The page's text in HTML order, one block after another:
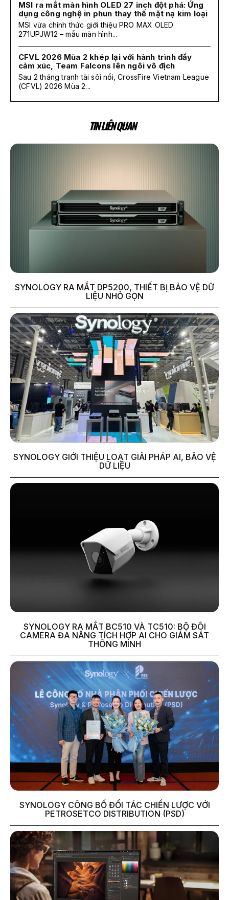
MSI ra mắt màn hình OLED 27 inch đột phá: Ứng
dụng công nghệ in phun thay thế mặt nạ kim loại
MSI vừa chính thức giới thiệu PRO MAX OLED
271UPJW12 – mẫu màn hình...
CFVL 2026 Mùa 2 khép lại với hành trình đầy
cảm xúc, Team Falcons lên ngôi vô địch
Sau 2 tháng tranh tài sôi nổi, CrossFire Vietnam League
(CFVL) 2026 Mùa 2...
TIN LIÊN QUAN
SYNOLOGY RA MẮT DP5200, THIẾT BỊ BẢO VỆ DỮ
LIỆU NHỎ GỌN
SYNOLOGY GIỚI THIỆU LOẠT GIẢI PHÁP AI, BẢO VỆ
DỮ LIỆU
SYNOLOGY RA MẮT BC510 VÀ TC510: BỘ ĐÔI
CAMERA ĐA NĂNG TÍCH HỢP AI CHO GIÁM SÁT
THÔNG MINH
SYNOLOGY CÔNG BỐ ĐỐI TÁC CHIẾN LƯỢC VỚI
PETROSETCO DISTRIBUTION (PSD)